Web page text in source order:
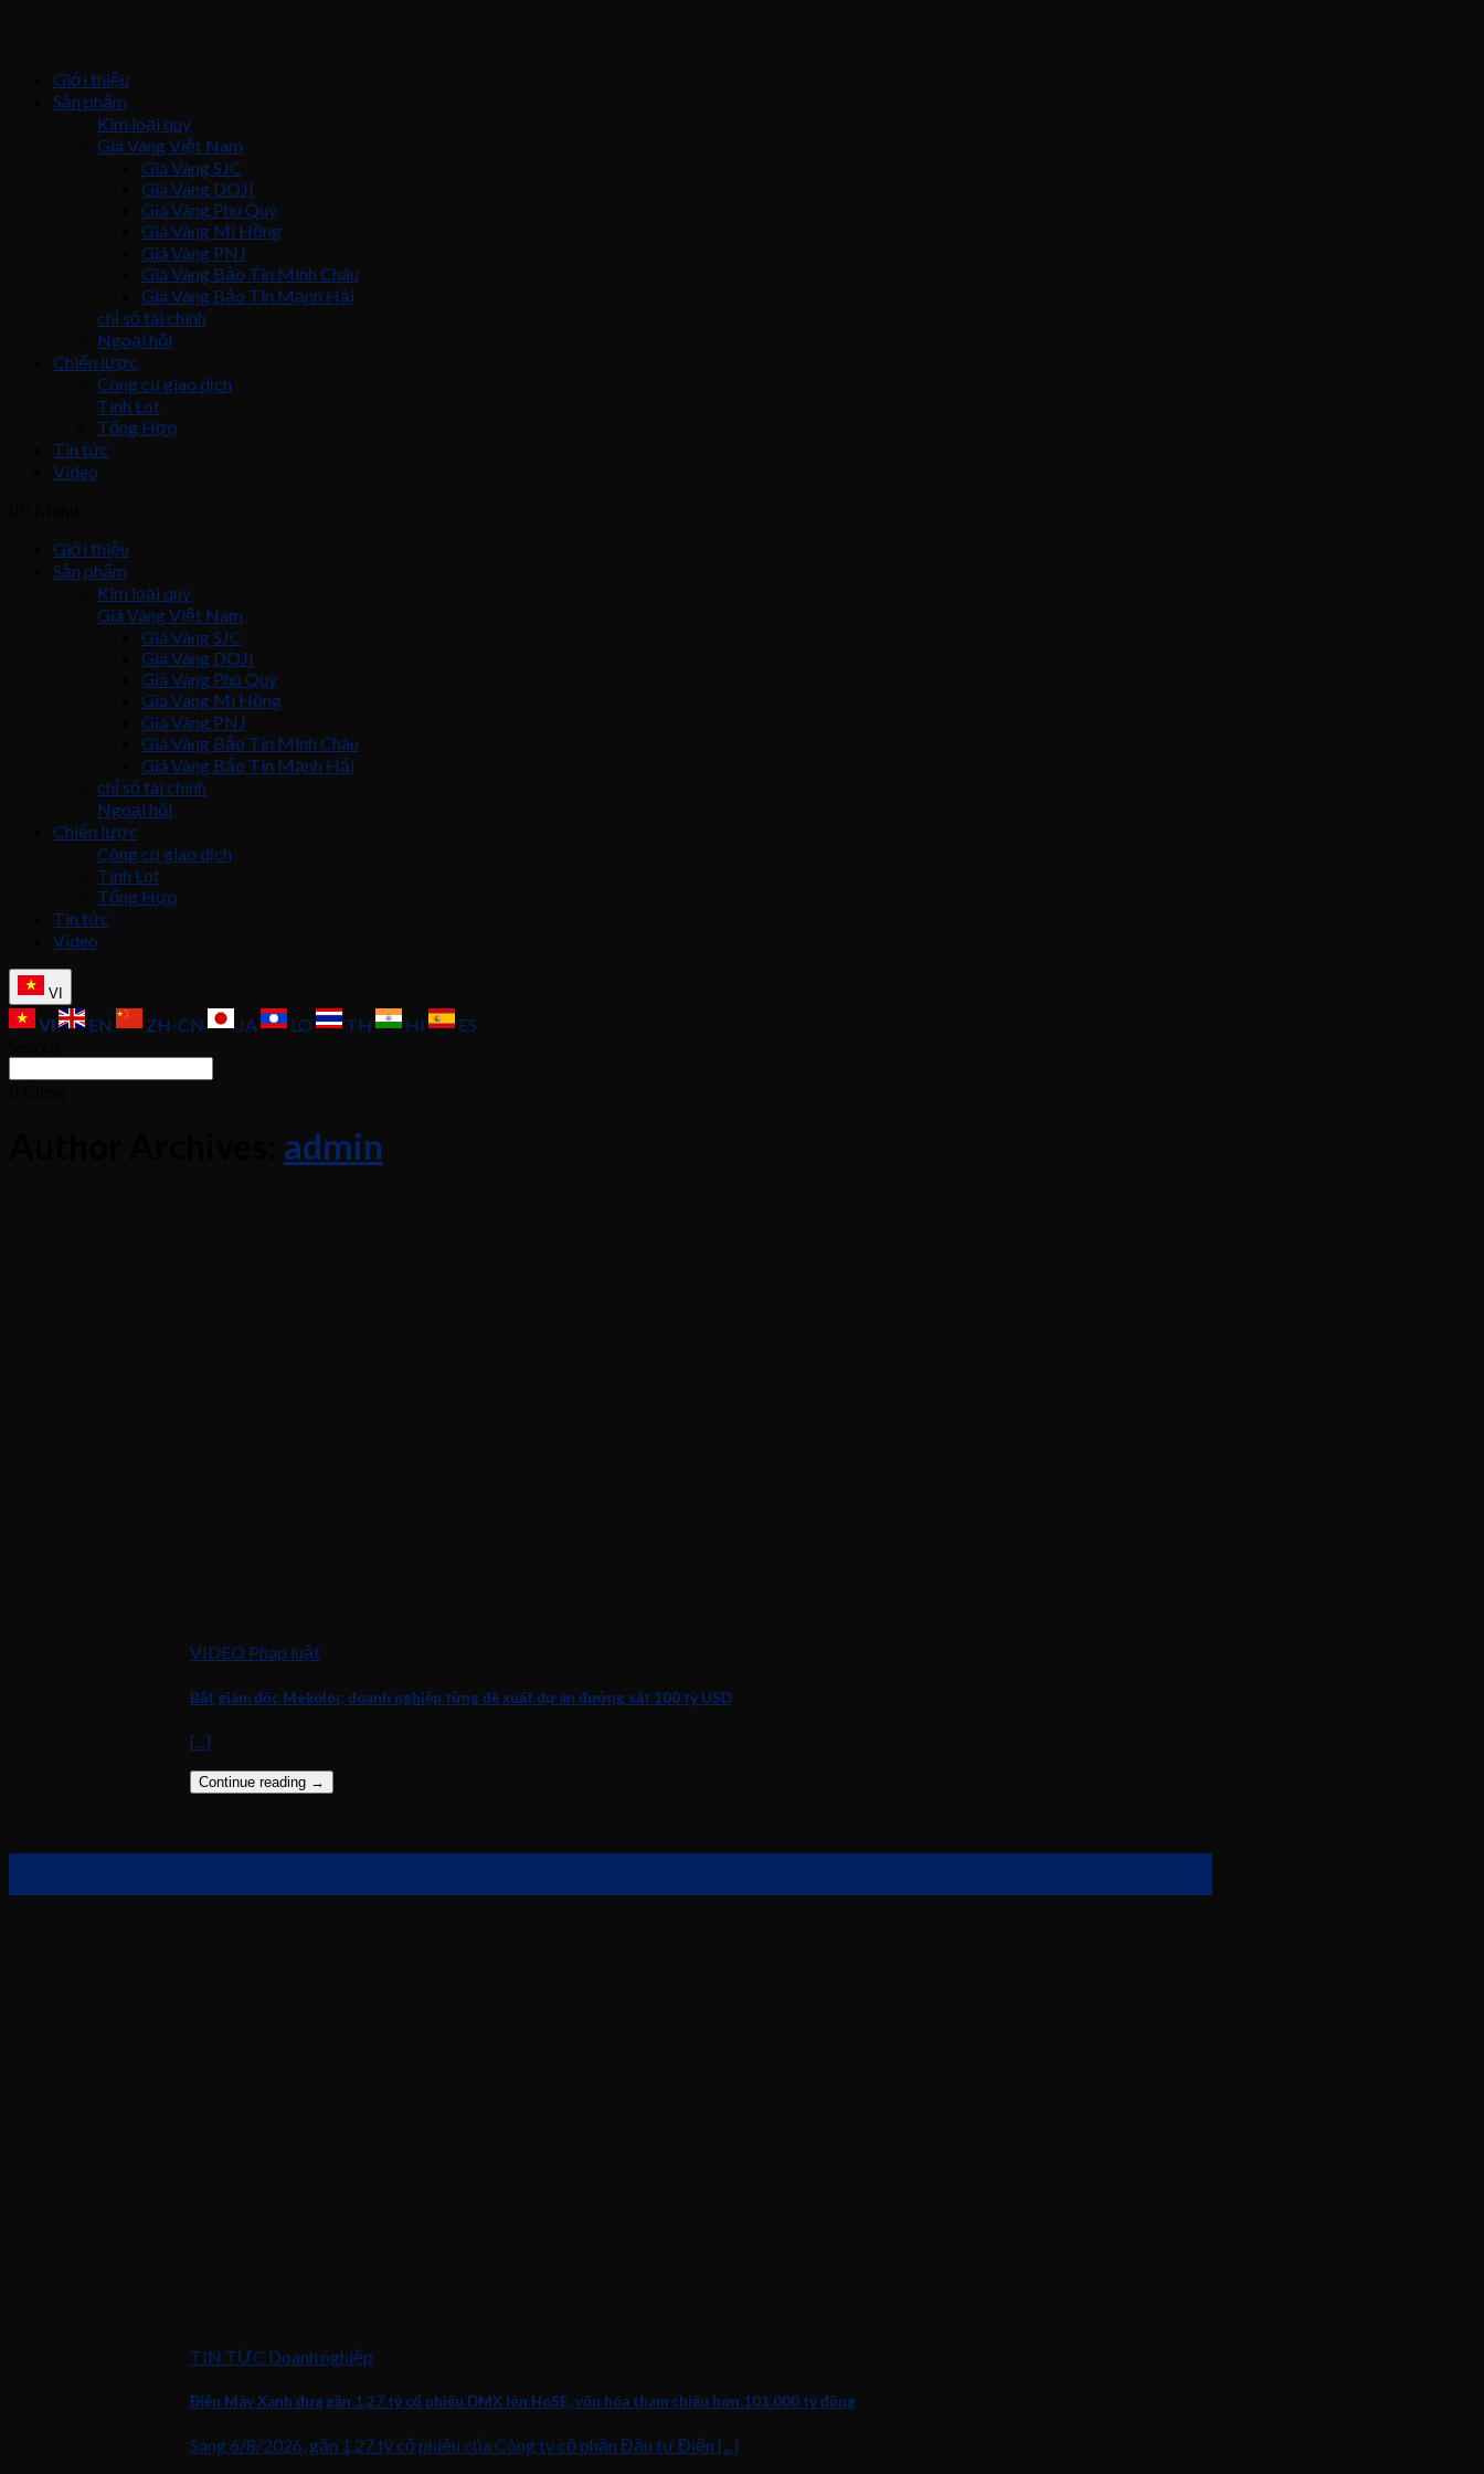
Giới thiệu
Sản phẩm
Kim loại quý
Giá Vàng Việt Nam
Giá Vàng SJC
Giá Vàng DOJI
Giá Vàng Phú Quý
Giá Vàng Mi Hồng
Giá Vàng PNJ
Giá Vàng Bảo Tín Minh Châu
Giá Vàng Bảo Tín Mạnh Hải
chỉ số tài chính
Ngoại hối
Chiến lược
Công cụ giao dịch
Tính Lot
Tổng Hợp
Tin tức
Video
Giới thiệu
Sản phẩm
Kim loại quý
Giá Vàng Việt Nam
Giá Vàng SJC
Giá Vàng DOJI
Giá Vàng Phú Quý
Giá Vàng Mi Hồng
Giá Vàng PNJ
Giá Vàng Bảo Tín Minh Châu
Giá Vàng Bảo Tín Mạnh Hải
chỉ số tài chính
Ngoại hối
Chiến lược
Công cụ giao dịch
Tính Lot
Tổng Hợp
Tin tức
Video
VI
VI EN ZH-CN JA LO TH HI
ES
admin
VIDEO Pháp luật
Bắt giám đốc Mekolor, doanh nghiệp từng đề xuất dự án đường sắt 100 tỷ USD
[...]
Continue reading →
TIN TỨC Doanh nghiệp
Điện Máy Xanh đưa gần 1,27 tỷ cổ phiếu DMX lên HoSE, vốn hóa tham chiếu hơn 101.000 tỷ đồng
Sáng 6/8/2026, gần 1,27 tỷ cổ phiếu của Công ty cổ phần Đầu tư Điện [...]